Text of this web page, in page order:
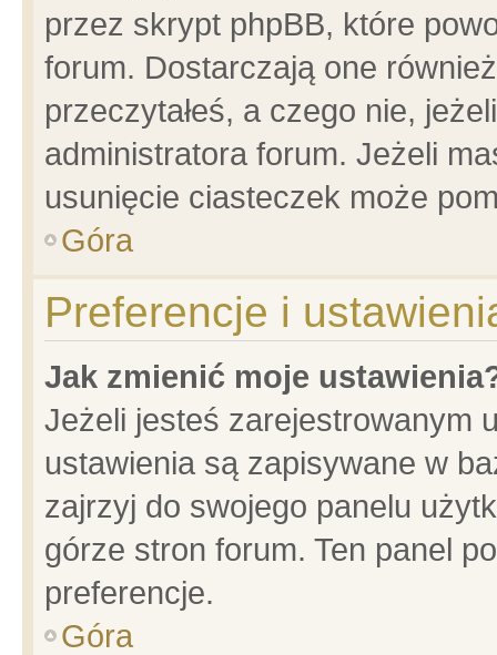
przez skrypt phpBB, które
forum. Dostarczają one
przeczytałeś, a czego nie,
administratora forum. Jeżeli
usunięcie ciasteczek może
Góra
Preferencje i
Jak zmienić moje
Jeżeli jesteś zarejestrowanym
ustawienia są zapisywane w
zajrzyj do swojego panelu
górze stron forum. Ten panel
preferencje.
Góra